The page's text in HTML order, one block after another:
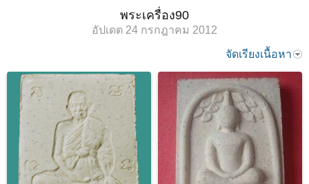
พระเครื่อง90
อัปเดต 24 กรกฎาคม 2012
จัดเรียงเนื้อหา